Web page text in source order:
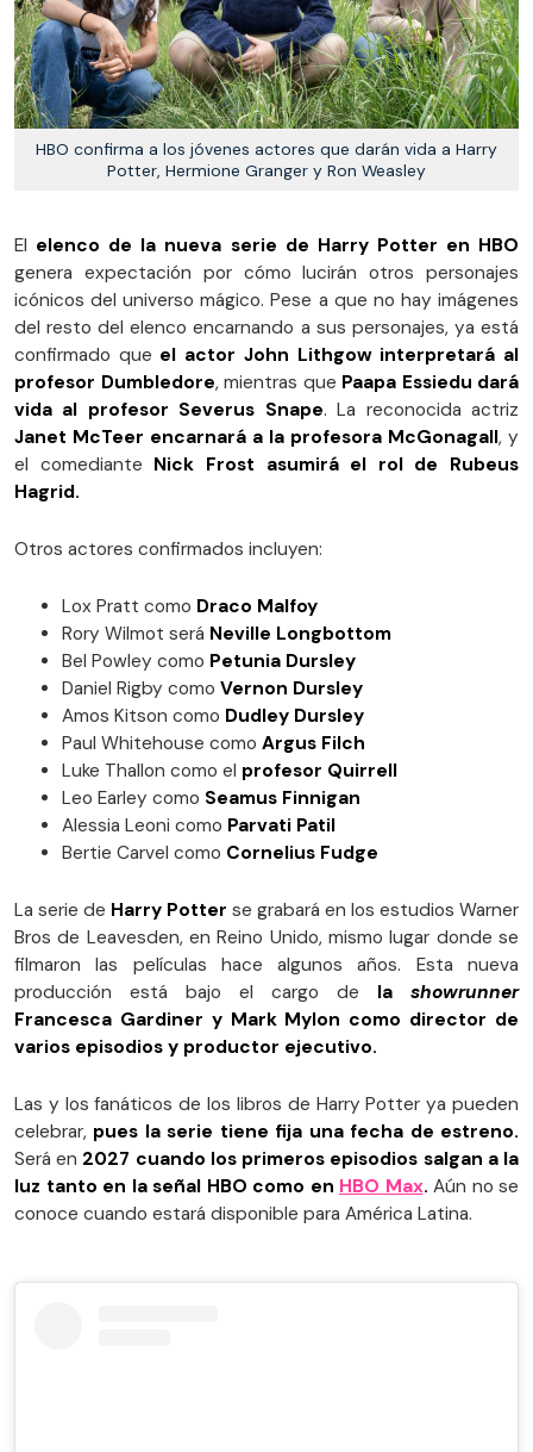
HBO confirma a los jóvenes actores que darán vida a Harry
Potter, Hermione Granger y Ron Weasley
El elenco de la nueva serie de Harry Potter en HBO
genera expectación por cómo lucirán otros personajes
icónicos del universo mágico. Pese a que no hay imágenes
del resto del elenco encarnando a sus personajes, ya está
confirmado que el actor John Lithgow interpretará al
profesor Dumbledore, mientras que Paapa Essiedu dará
vida al profesor Severus Snape. La reconocida actriz
Janet McTeer encarnará a la profesora McGonagall, y
el comediante Nick Frost asumirá el rol de Rubeus
Hagrid.
Otros actores confirmados incluyen:
Lox Pratt como Draco Malfoy
Rory Wilmot será Neville Longbottom
Bel Powley como Petunia Dursley
Daniel Rigby como Vernon Dursley
Amos Kitson como Dudley Dursley
Paul Whitehouse como Argus Filch
Luke Thallon como el profesor Quirrell
Leo Earley como Seamus Finnigan
Alessia Leoni como Parvati Patil
Bertie Carvel como Cornelius Fudge
La serie de Harry Potter se grabará en los estudios Warner
Bros de Leavesden, en Reino Unido, mismo lugar donde se
filmaron las películas hace algunos años. Esta nueva
producción está bajo el cargo de la showrunner
Francesca Gardiner y Mark Mylon como director de
varios episodios y productor ejecutivo.
Las y los fanáticos de los libros de Harry Potter ya pueden
celebrar, pues la serie tiene fija una fecha de estreno.
Será en 2027 cuando los primeros episodios salgan a la
luz tanto en la señal HBO como en HBO Max. Aún no se
conoce cuando estará disponible para América Latina.